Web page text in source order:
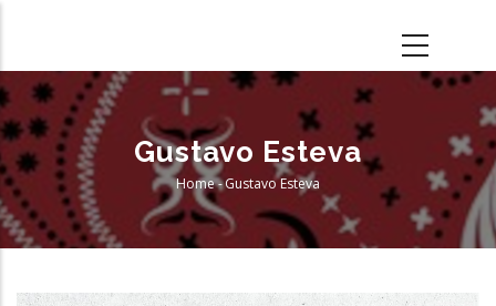
main
content
Gustavo Esteva
Breadcrumb
Home-Gustavo Esteva